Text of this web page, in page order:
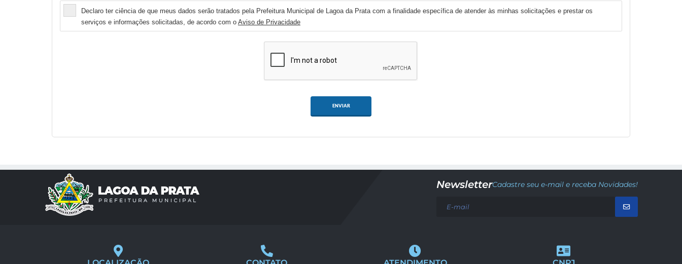
Declaro ter ciência de que meus dados serão tratados pela Prefeitura Municipal de Lagoa da Prata com a finalidade específica de atender às minhas solicitações e prestar os
serviços e informações solicitadas, de acordo com o Aviso de Privacidade
ENVIAR
NewsletterCadastre seu e-mail e receba Novidades!